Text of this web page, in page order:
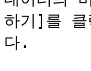
하기]를 클
다.